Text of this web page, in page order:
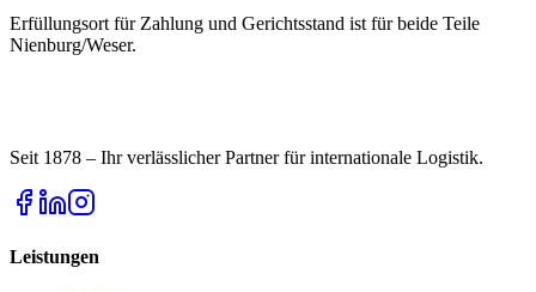
Erfüllungsort für Zahlung und Gerichtsstand ist für beide Teile
Nienburg/Weser.
Seit 1878 – Ihr verlässlicher Partner für internationale Logistik.
Leistungen